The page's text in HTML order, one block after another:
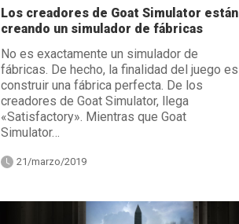
Los creadores de Goat Simulator están
creando un simulador de fábricas
No es exactamente un simulador de
fábricas. De hecho, la finalidad del juego es
construir una fábrica perfecta. De los
creadores de Goat Simulator, llega
«Satisfactory». Mientras que Goat
Simulator…
21/marzo/2019